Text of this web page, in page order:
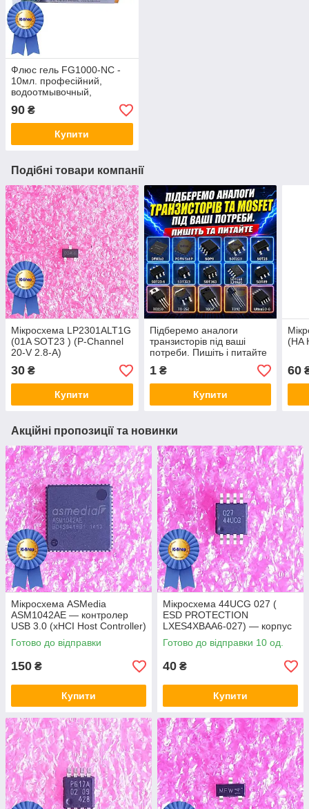
Флюс гель FG1000-NC -
10мл. професійний,
водоотмывочный,
водосмываемый
90 ₴
Купити
Подібні товари компанії
Мікросхема LP2301ALT1G
(01A SOT23 ) (P-Channel
20-V 2.8-A)
30 ₴
Купити
Підберемо аналоги
транзисторів під ваші
потреби. Пишіть і питайте
1₴
Купити
(HA
60
Акційні пропозиції та новинки
Мікросхема ASMedia
ASM1042AE — контролер
USB 3.0 (xHCI Host Controller)
Готово до відправки
150 ₴
Купити
Мікросхема 44UCG 027 (
ESD PROTECTION
LXES4XBAA6-027) — корпус
msop8
Готово до відправки 10 од.
40 ₴
Купити